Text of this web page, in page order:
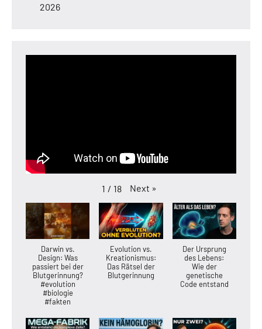
2026
1 / 18 Next »
Darwin vs.
Design: Was
passiert bei der
Blutgerinnung?
#evolution
#biologie
#fakten
Evolution vs.
Kreationismus:
Das Rätsel der
Blutgerinnung
Der Ursprung
des Lebens:
Wie der
genetische
Code entstand